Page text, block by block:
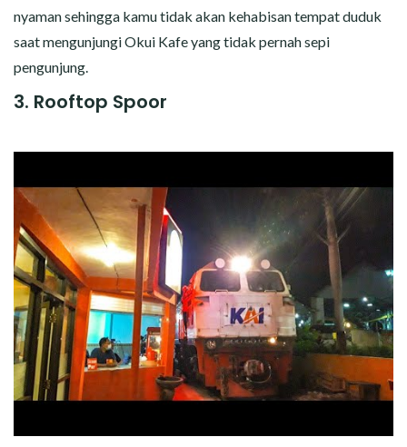
nyaman sehingga kamu tidak akan kehabisan tempat duduk
saat mengunjungi Okui Kafe yang tidak pernah sepi
pengunjung.
3. Rooftop Spoor